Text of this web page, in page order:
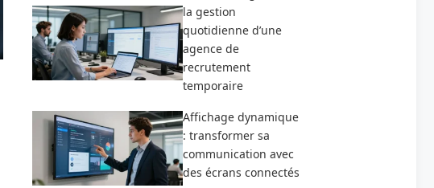
la gestion
quotidienne d’une
agence de
recrutement
temporaire
Affichage dynamique
: transformer sa
communication avec
des écrans connectés